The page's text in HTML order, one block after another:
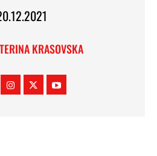
KRASOVSKA